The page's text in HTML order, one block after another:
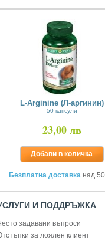
L-Arginine (Л-аргинин)
50 капсули
23,00 лв
Добави в количка
Безплатна доставка над
И ПОДДРЪЖКА
задавани въпроси
за лоялен клиент